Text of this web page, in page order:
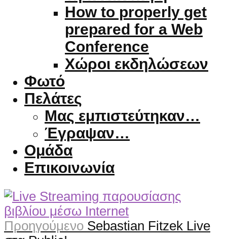
How to properly get
prepared for a Web
Conference
Χώροι εκδηλώσεων
Φωτό
Πελάτες
Μας εμπιστεύτηκαν…
Έγραψαν…
Ομάδα
Επικοινωνία
Προηγούμενο Sebastian Fitzek Live